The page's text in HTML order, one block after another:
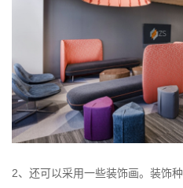
2、还可以采用一些装饰画。装饰